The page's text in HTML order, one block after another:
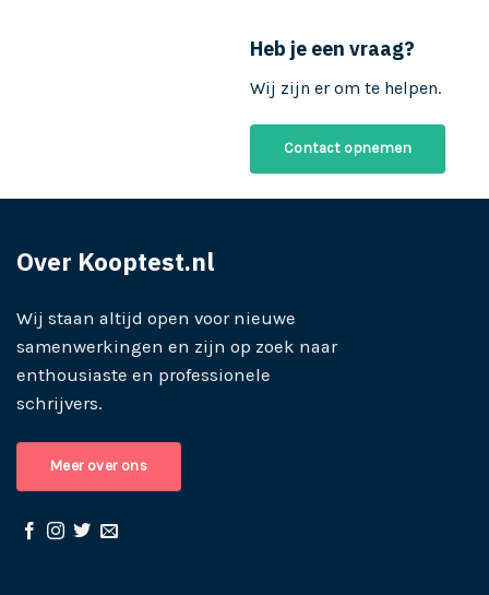
Heb je een vraag?
Wij zijn er om te helpen.
Contact opnemen
Over Kooptest.nl
Wij staan altijd open voor nieuwe
samenwerkingen en zijn op zoek naar
enthousiaste en professionele
schrijvers.
Meer over ons